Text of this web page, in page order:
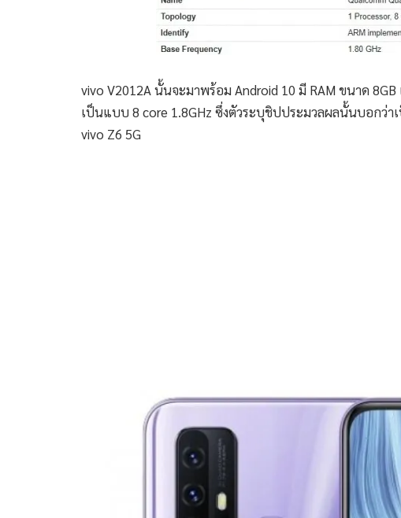
vivo V2012A นั้นจะมาพร้อม Android 10 มี RAM ขนาด
เป็นแบบ 8 core 1.8GHz ซึ่งตัวระบุชิปประมวลผลนั้นบอกว่า
vivo Z6 5G